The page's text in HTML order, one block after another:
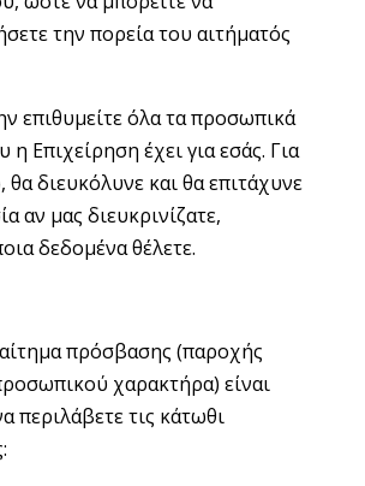
την πορεία του αιτήματός
επιθυμείτε όλα τα προσωπικά
Επιχείρηση έχει για εσάς. Για
θα διευκόλυνε και θα επιτάχυνε
αν μας διευκρινίζατε,
δεδομένα θέλετε.
πρόσβασης (παροχής
χαρακτήρα) είναι
περιλάβετε τις κάτωθι